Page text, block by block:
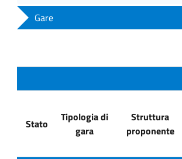
Gare
Stato
Tipologia di
gara
Struttura
proponente